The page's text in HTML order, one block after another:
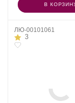
В
ЛЮ-00101061
3